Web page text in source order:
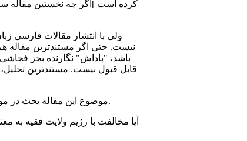
ولی‌ با انتشار مقالات فارسی
نیست. حتی اگر مستندترین مقاله
باشد، "پاداش" نگارنده بجز
قابل قبول نیست. مستند‌ترین تحلیل،
موضوع این مقاله بحث در مورد همین موضوع است. نگارنده سئوالاتی را مطرح می‌کند، و بعد پاسخ خودرا نیز در معرض دید خوانندگان قرار میدهد.
آیا مخالفت با رژیم ولایت فقیه به